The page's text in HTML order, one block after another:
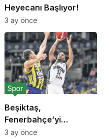
Heyecanı Başlıyor!
3 ay önce
Beşiktaş,
Fenerbahçe’yi
Deplasmanda Yendi!
Spor
3 ay önce